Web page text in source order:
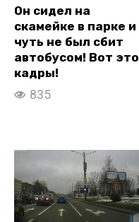
Он сидел на
скамейке в парке и
чуть не был сбит
автобусом! Вот это
кадры!
835